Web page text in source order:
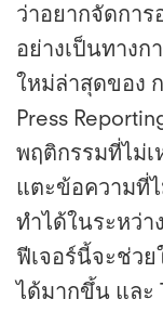
ว่าอยากจัดการ
อย่างเป็นทางก
ใหม่ล่าสุดของ
Press
พฤติกรรมที่ไม่
แตะข้อความที่ไ
ทำได้ในระหว่า
ฟีเจอร์นี้จะช่ว
ได้มากขึ้น และ